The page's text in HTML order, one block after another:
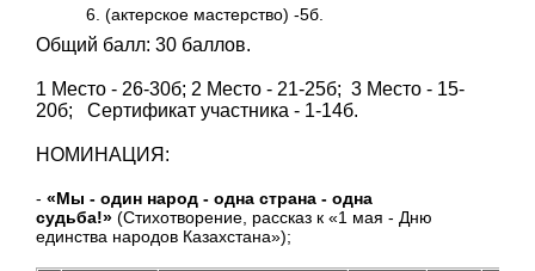
(актерское мастерство) -5б.
Общий балл: 30 баллов.
1 Место - 26-30б; 2 Место - 21-25б; 3 Место - 15-
20б; Сертификат участника - 1-14б.
НОМИНАЦИЯ:
- «Мы - один народ - одна страна - одна
судьба!» (Стихотворение, рассказ к «1 мая - Дню
единства народов Казахстана»);